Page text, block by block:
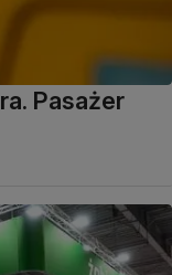
Pasażer